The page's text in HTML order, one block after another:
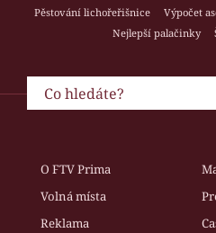
Pěstování lichořeřišnice
Výpočet
Nejlepší palačinky
O FTV Prima
Volná místa
Reklama